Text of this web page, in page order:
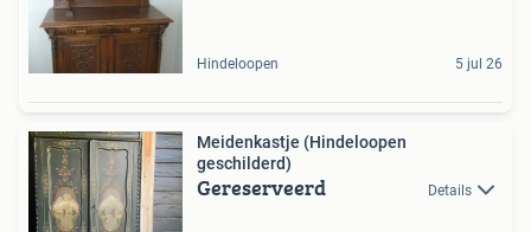
Hindeloopen 5 jul 26
Meidenkastje (Hindeloopen
geschilderd)
Gereserveerd Details